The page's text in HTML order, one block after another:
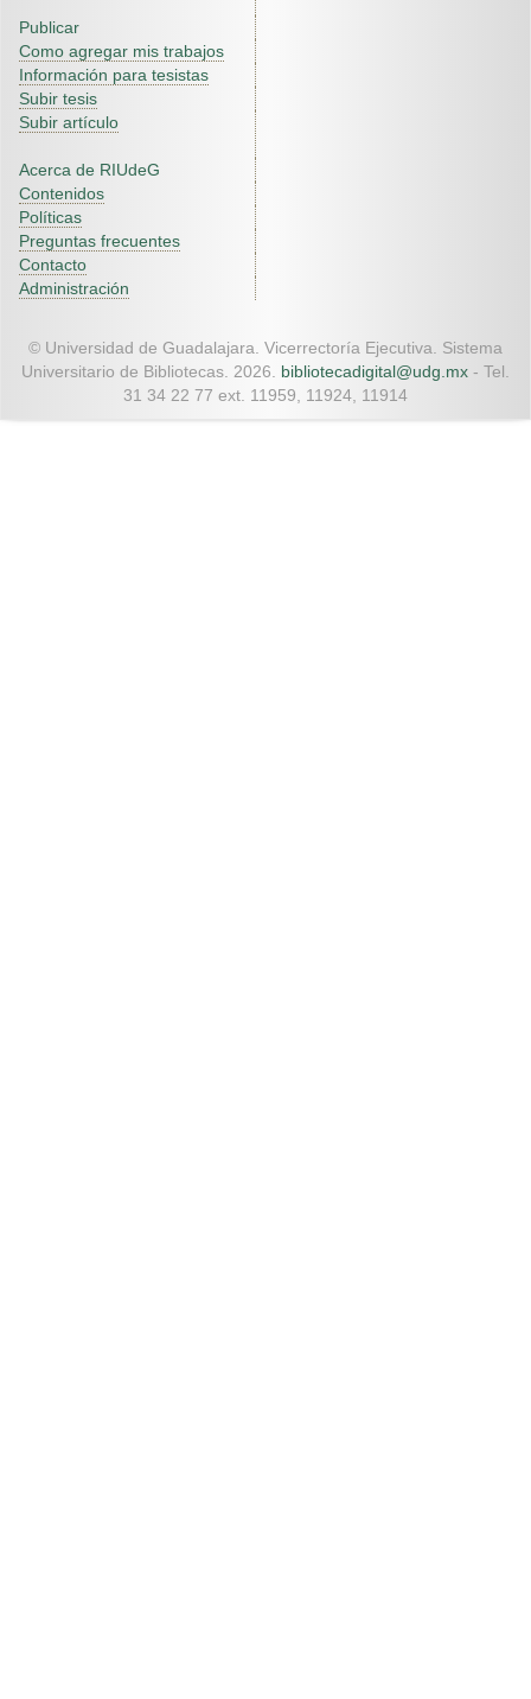
Publicar
Como agregar mis trabajos
Información para tesistas
Subir tesis
Subir artículo
Acerca de RIUdeG
Contenidos
Políticas
Preguntas frecuentes
Contacto
Administración
© Universidad de Guadalajara. Vicerrectoría Ejecutiva. Sistema
Universitario de Bibliotecas. 2026. bibliotecadigital@udg.mx - Tel.
31 34 22 77 ext. 11959, 11924, 11914